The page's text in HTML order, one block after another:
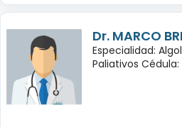
Dr. MARCO
Especialidad:
Paliativos